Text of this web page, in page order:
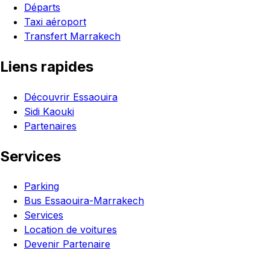
Départs
Taxi aéroport
Transfert Marrakech
Liens rapides
Découvrir Essaouira
Sidi Kaouki
Partenaires
Services
Parking
Bus Essaouira-Marrakech
Services
Location de voitures
Devenir Partenaire